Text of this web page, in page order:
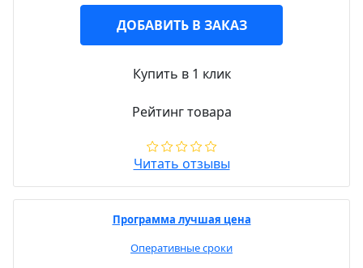
ДОБАВИТЬ В ЗАКАЗ
Купить в 1 клик
Рейтинг товара
Читать отзывы
Программа лучшая цена
Оперативные сроки